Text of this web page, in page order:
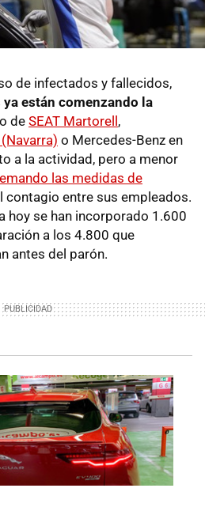
de infectados y fallecidos,
están comenzando la
de SEAT Martorell,
o Mercedes-Benz en
a la actividad, pero a menor
las medidas de
contagio entre sus empleados.
hoy se han incorporado 1.600
a los 4.800 que
antes del parón.